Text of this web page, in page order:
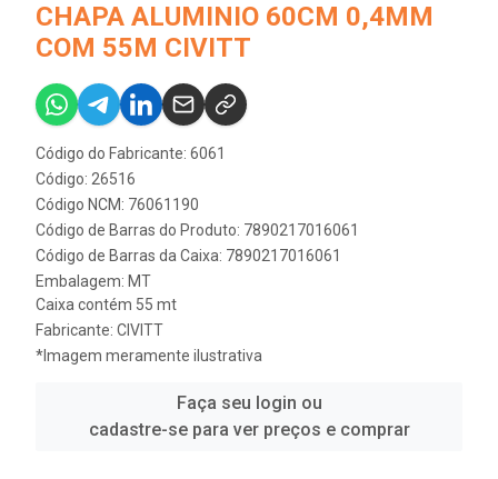
CHAPA ALUMINIO 60CM 0,4MM
COM 55M CIVITT
Código do Fabricante: 6061
Código: 26516
Código NCM: 76061190
Código de Barras do Produto: 7890217016061
Código de Barras da Caixa: 7890217016061
Embalagem: MT
Caixa contém 55 mt
Fabricante: CIVITT
*Imagem meramente ilustrativa
Faça seu login ou
cadastre-se para ver preços e comprar